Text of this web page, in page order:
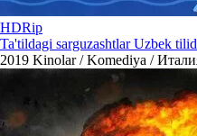
HDRip
Ta'tildagi sarguzashtlar Uzbek
2019 Kinolar / Komediya /